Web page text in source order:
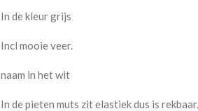
In de kleur grijs
Incl mooie veer.
naam in het wit
In de pieten muts zit elastiek dus is rekbaar.